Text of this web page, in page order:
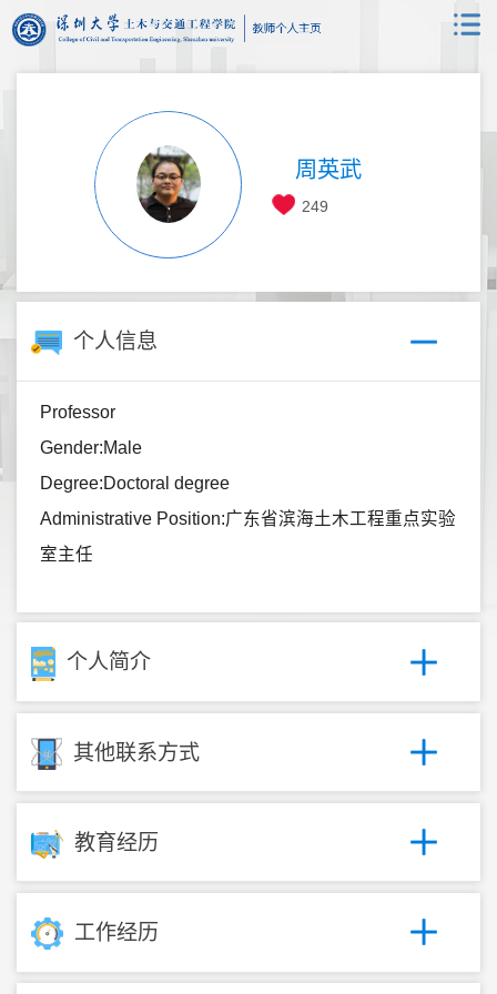
周英武
249
个人信息
Professor
Gender:Male
Degree:Doctoral degree
Administrative Position:广东省滨海土木工程重点实验
室主任
个人简介
其他联系方式
教育经历
工作经历